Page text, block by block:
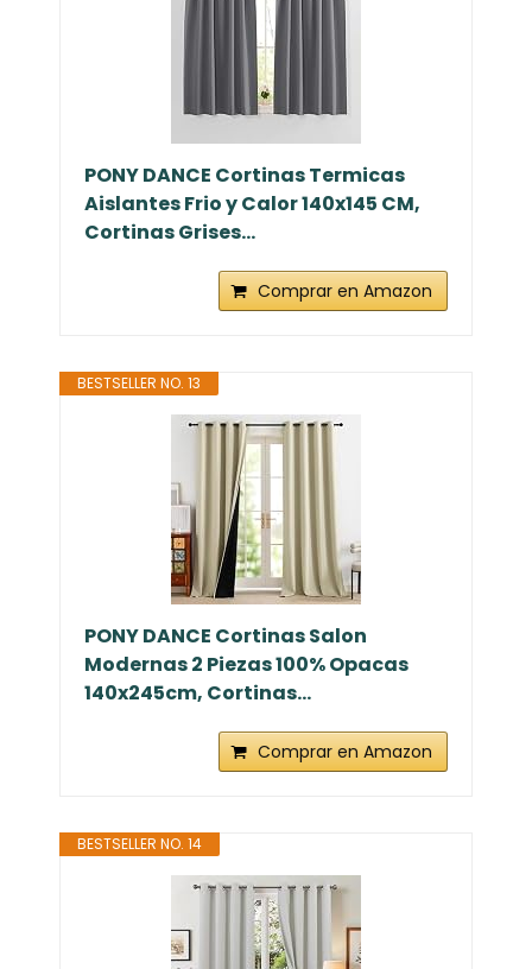
PONY DANCE Cortinas Termicas
Aislantes Frio y Calor 140x145 CM,
Cortinas Grises...
Comprar en Amazon
BESTSELLER NO. 13
PONY DANCE Cortinas Salon
Modernas 2 Piezas 100% Opacas
140x245cm, Cortinas...
Comprar en Amazon
BESTSELLER NO. 14